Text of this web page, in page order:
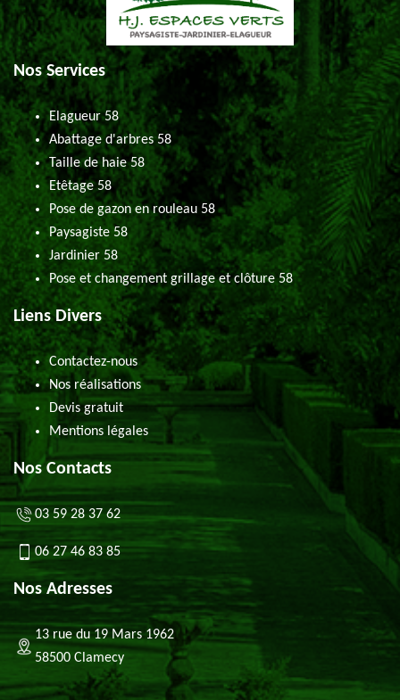
Nos Services
Elagueur 58
Abattage d'arbres 58
Taille de haie 58
Etêtage 58
Pose de gazon en rouleau 58
Paysagiste 58
Jardinier 58
Pose et changement grillage et clôture 58
Liens Divers
Contactez-nous
Nos réalisations
Devis gratuit
Mentions légales
Nos Contacts
03 59 28 37 62
06 27 46 83 85
Nos Adresses
13 rue du 19 Mars 1962
58500 Clamecy